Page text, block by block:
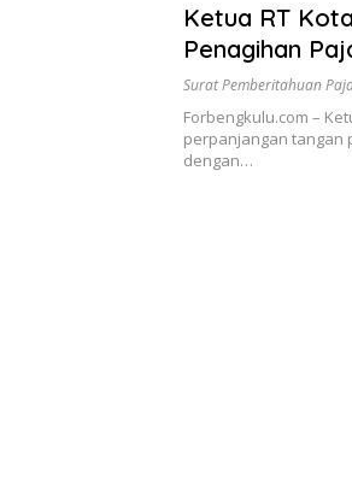
Ketua RT
Penagihan
Surat Pemberitahuan
Forbengkulu.com –
perpanjangan tangan
dengan…